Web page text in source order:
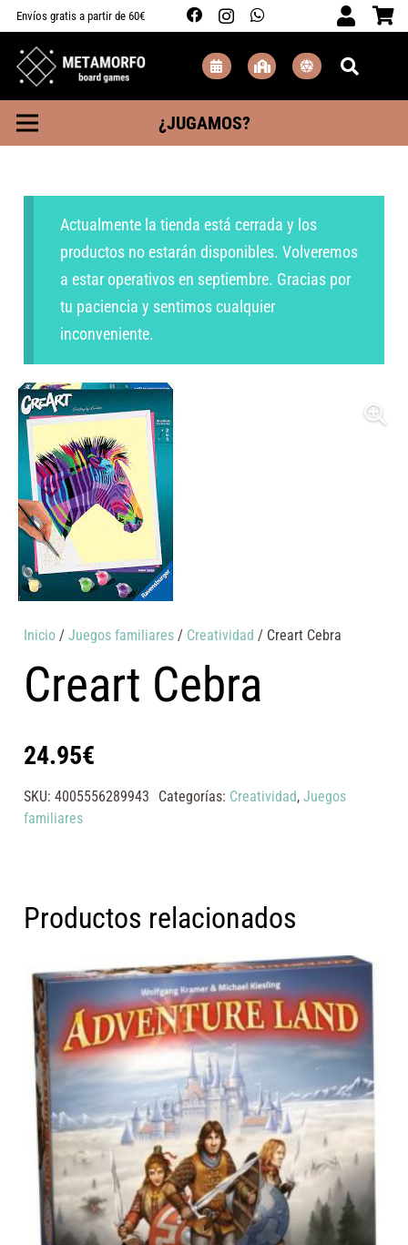
Envíos gratis a partir de 60€
¿JUGAMOS?
Actualmente la tienda está cerrada y los
productos no estarán disponibles. Volveremos
a estar operativos en septiembre. Gracias por
tu paciencia y sentimos cualquier
inconveniente.
Inicio /Juegos familiares / Creatividad / Creart Cebra
Creart Cebra
24.95€
SKU:4005556289943 Categorías: Creatividad, Juegos
familiares
Productos relacionados